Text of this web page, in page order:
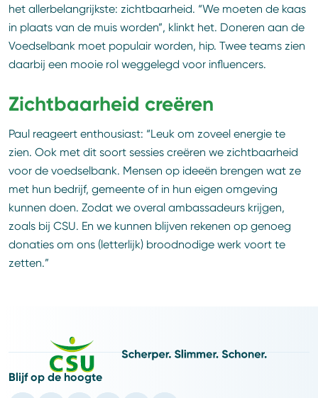
het allerbelangrijkste: zichtbaarheid. “We moeten de kaas
in plaats van de muis worden”, klinkt het. Doneren aan de
Voedselbank moet populair worden, hip. Twee teams zien
daarbij een mooie rol weggelegd voor influencers.
Zichtbaarheid creëren
Paul reageert enthousiast: “Leuk om zoveel energie te
zien. Ook met dit soort sessies creëren we zichtbaarheid
voor de voedselbank. Mensen op ideeën brengen wat ze
met hun bedrijf, gemeente of in hun eigen omgeving
kunnen doen. Zodat we overal ambassadeurs krijgen,
zoals bij CSU. En we kunnen blijven rekenen op genoeg
donaties om ons (letterlijk) broodnodige werk voort te
zetten.”
Blijf op de hoogte